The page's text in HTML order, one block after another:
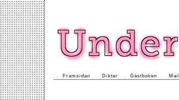
Framsidan Dikter Gästboken